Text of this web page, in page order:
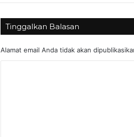
Tinggalkan Balasan
Alamat email Anda tidak akan